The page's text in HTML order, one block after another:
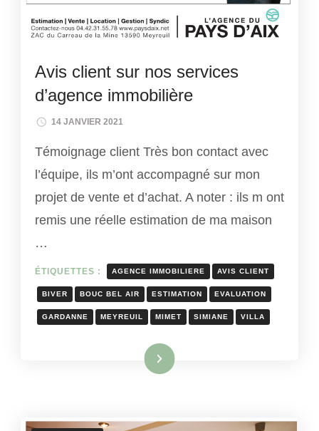
Avis client sur nos services
d’agence immobilière
14 JANVIER 2021
Témoignage client Très bon contact avec
l’équipe, ils m’ont accompagné sur mon
projet de vente et d’achat. A noter : ils m ont
remis une réelle estimation de ma maison
…
ÉTIQUETTES : AGENCE IMMOBILIERE AVIS CLIENT
BIVER BOUC BEL AIR ESTIMATION EVALUATION
GARDANNE MEYREUIL MIMET SIMIANE VILLA
Lire la suite